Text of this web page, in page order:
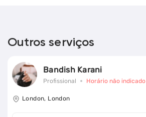
Outros serviços
Bandish Karani
Profissional Horário não indicado
London, London